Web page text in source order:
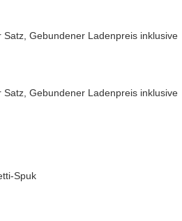
Satz Gebundener Ladenpreis inklusive
Satz Gebundener Ladenpreis inklusive
Spuk